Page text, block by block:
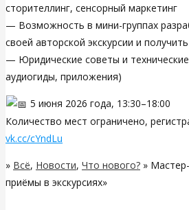
сторителлинг, сенсорный маркетинг
— Возможность в мини-группах
своей авторской экскурсии и
— Юридические советы и
аудиогиды, приложения)
5 июня 2026 года, 13:30–18:00
Количество мест ограничено,
vk.cc/cYndLu
» Всё, Новости, Что нового? »
приёмы в экскурсиях»